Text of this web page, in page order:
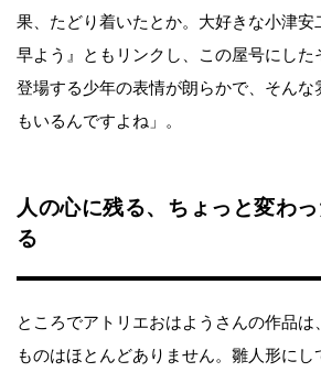
果、たどり着いたとか。大好きな小津安
早よう』ともリンクし、この屋号にした
登場する少年の表情が朗らかで、そんな
もいるんですよね」。
人の心に残る、ちょっと変わ
る
ところでアトリエおはようさんの作品は
ものはほとんどありません。雛人形にし